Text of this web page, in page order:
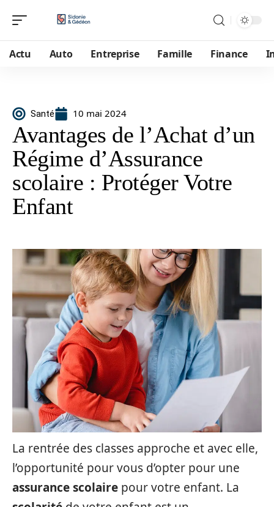
Actu Auto Entreprise Famille Finance
Santé 10 mai 2024
Avantages de l’Achat d’un
Régime d’Assurance
scolaire : Protéger Votre
Enfant
La rentrée des classes approche et avec elle,
l’opportunité pour vous d’opter pour une
assurance scolaire pour votre enfant. La